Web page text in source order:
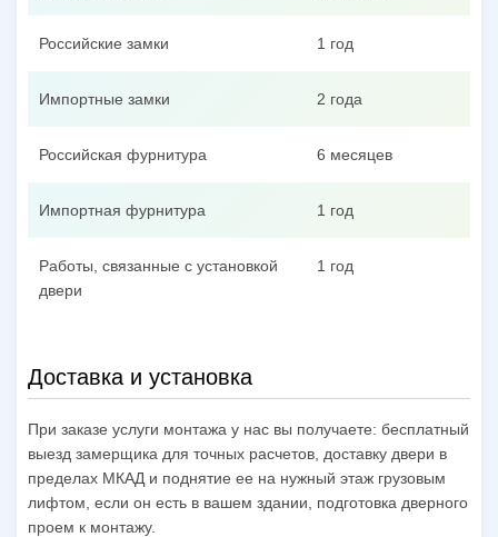
Российские замки 1 год
Импортные замки 2 года
Российская фурнитура 6 месяцев
Импортная фурнитура 1 год
Работы, связанные с установкой
двери
1 год
Доставка и установка
При заказе услуги монтажа у нас вы получаете: бесплатный
выезд замерщика для точных расчетов, доставку двери в
пределах МКАД и поднятие ее на нужный этаж грузовым
лифтом, если он есть в вашем здании, подготовка дверного
проем к монтажу.